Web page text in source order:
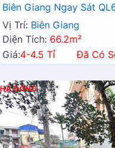
Biên Giang Ngay Sát
Mở Rộng
Vị Trí: Biên Giang
Diện Tích: 66.2m²
Giá:4-4.5 Tỉ Đã Có
HÀ ĐÔNG